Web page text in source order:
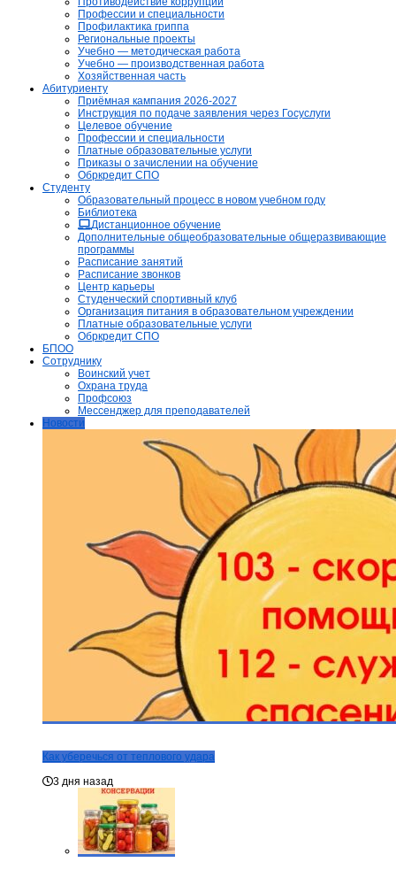
Профессии и специальности
Профилактика гриппа
Региональные проекты
Учебно — методическая работа
Учебно — производственная работа
Хозяйственная часть
Абитуриенту
Приёмная кампания 2026-2027
Инструкция по подаче заявления через Госуслуги
Целевое обучение
Профессии и специальности
Платные образовательные услуги
Приказы о зачислении на обучение
Обркредит СПО
Студенту
Образовательный процесс в новом учебном году
Библиотека
Дистанционное обучение
Дополнительные общеобразовательные общеразвивающие
программы
Расписание занятий
Расписание звонков
Центр карьеры
Студенческий спортивный клуб
Организация питания в образовательном учреждении
Платные образовательные услуги
Обркредит СПО
БПОО
Сотруднику
Воинский учет
Охрана труда
Профсоюз
Мессенджер для преподавателей
Новости
Как уберечься от теплового удара
3 дня назад